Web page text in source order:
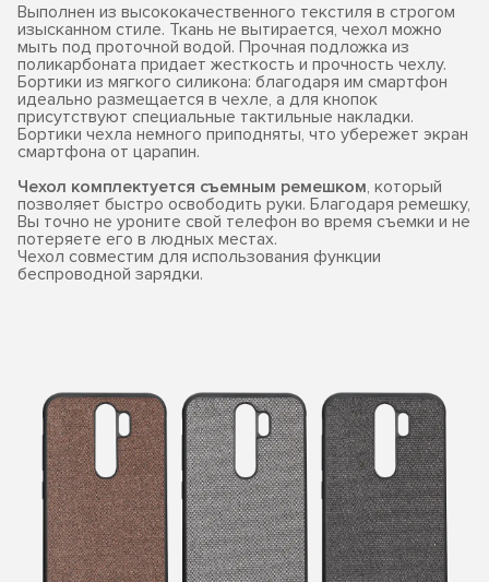
Выполнен из высококачественного текстиля в строгом
изысканном стиле. Ткань не вытирается, чехол можно
мыть под проточной водой. Прочная подложка из
поликарбоната придает жесткость и прочность чехлу.
Бортики из мягкого силикона: благодаря им смартфон
идеально размещается в чехле, а для кнопок
присутствуют специальные тактильные накладки.
Бортики чехла немного приподняты, что убережет экран
смартфона от царапин.
Чехол комплектуется съемным ремешком, который
позволяет быстро освободить руки. Благодаря ремешку,
Вы точно не уроните свой телефон во время съемки и не
потеряете его в людных местах.
Чехол совместим для использования функции
беспроводной зарядки.